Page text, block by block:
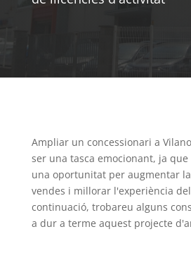
Ampliar un concessionari a
ser una tasca emocionant, ja
una oportunitat per augmentar
vendes i millorar l'experiència
continuació, trobareu alguns
a dur a terme aquest projecte